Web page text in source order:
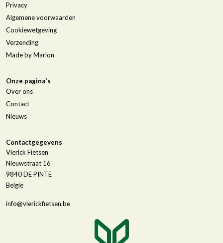
Privacy
Algemene voorwaarden
Cookiewetgeving
Verzending
Made by Marlon
Onze pagina's
Over ons
Contact
Nieuws
Contactgegevens
Vlerick Fietsen
Nieuwstraat 16
9840DE PINTE
België
info@vlerickfietsen.be